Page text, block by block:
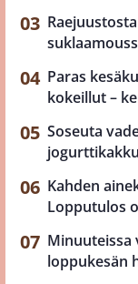
Paras
kokeillut –
Soseuta
Kahden
Lopputulos
Minuuteissa
loppukesän